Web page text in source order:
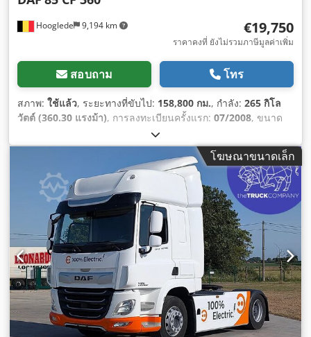
Hooglede 9,194 km €19,750
ราคาคงที่ ยังไม่รวมภาษีมูลค่าเพิ่ม
สอบถาม โทร
สภาพ: ใช้แล้ว, ระยะทางที่ขับไป: 158,800 กม., กำลัง: 265 กิโล
วัตต์ (360.30 แรงม้า), การลงทะเบียนครั้งแรก: 07/2008, ขนาด
, การกำหนดค่าของเพลา:
4,450 มม, เบรก:เบรกเครื่องยนต์, สี:อื่นๆ, ห้องโดยสารคนขับ:
, ประเภทเกียร์:เครื่องกล, ระดับชั้นการปล่อย
มลพิษ:ยูโร 4 , ช่วงล่าง:เหล็กกล้า , ความยาวทั้งหมด:7,700 มม,
ความกว้างทั้งหมด:2,500 มม, ความสูงรวม: 3,200 มม, ปีที่ผลิต:
, อุปกรณ์:กระจกมองข้างปรับไฟฟ้า, การปรับหน้าต่างไฟฟ้า,
ระบบล็อกกลาง, เอบีเอส,
โฆษณาขนาดเล็ก